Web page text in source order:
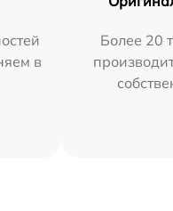
в
Более 20